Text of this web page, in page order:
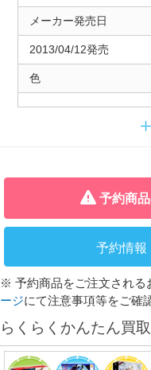
メーカー発売日
2013/04/12発売
色
予約商
予約情報
※ 予約商品をご注文される
ージにて注意事項等をご確
らくらくかんたん買